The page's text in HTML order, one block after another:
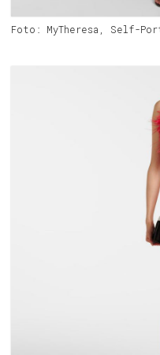
Foto: MyTheresa, Self-